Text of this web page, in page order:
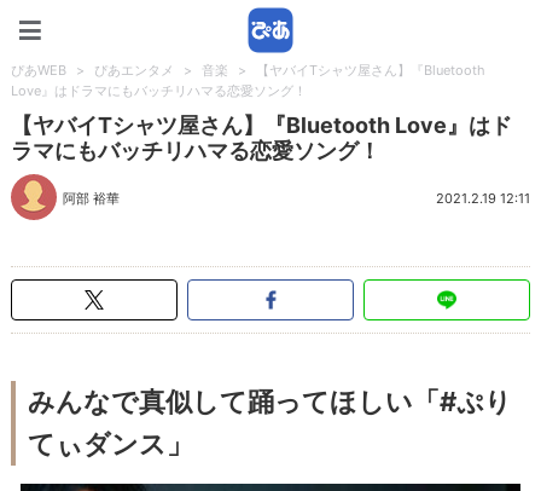
ぴあWEB > ぴあエンタメ > 音楽 >
【ヤバイTシャツ屋さん】『Bluetooth
Love』はドラマにもバッチリハマる恋愛ソング！
【ヤバイTシャツ屋さん】『Bluetooth Love』はド
ラマにもバッチリハマる恋愛ソング！
阿部 裕華 2021.2.19 12:11
みんなで真似して踊ってほしい「#ぷり
てぃダンス」